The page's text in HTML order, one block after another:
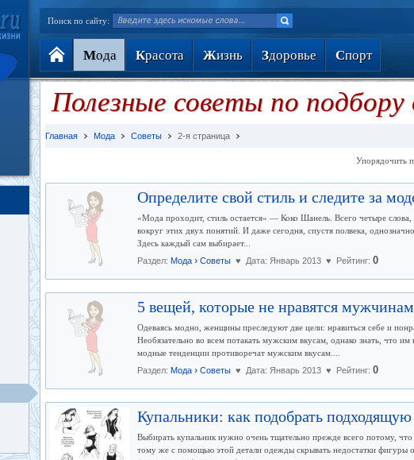
Поиск по сайту:
Мода Красота Жизнь Здоровье Спорт
Полезные советы по
Главная Мода Советы 2-я страница
Упорядочить
Определите свой стиль и следите за
«Мода проходит, стиль остается» — Коко Шанель. Всего четыре
вокруг этих двух понятий. И даже сегодня, спустя полвека,
Здесь каждый сам выбирает...
Раздел: Мода › Советы ♥ Дата: Январь 2013 ♥ Рейтинг: 0
5 вещей, которые не нравятся мужчинам
Одеваясь модно, женщины преследуют две цели: нравиться себе и
Необязательно во всем потакать мужским вкусам, однако знать, что
модные тенденции противоречат мужским вкусам....
Раздел: Мода › Советы ♥ Дата: Январь 2013 ♥ Рейтинг: 0
Купальники: как подобрать
Выбирать купальник нужно очень тщательно прежде всего потому,
тому же с помощью этой детали одежды скрывать недостатки фигуры